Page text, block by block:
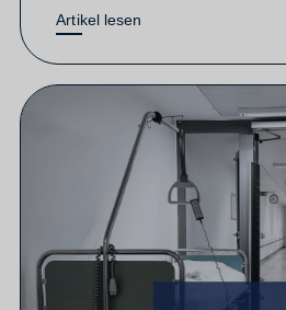
Artikel lesen